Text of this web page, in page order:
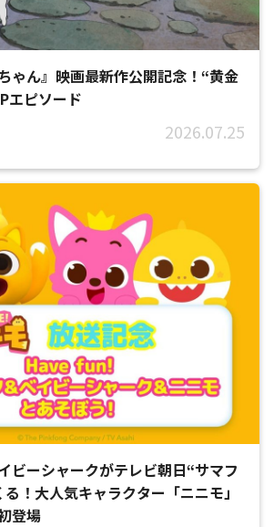
ゃん』映画最新作公開記念！“黄金
エピソード
2026.07.25
ビーシャークがテレビ朝日“サマフ
！大人気キャラクター「ニニモ」
登場